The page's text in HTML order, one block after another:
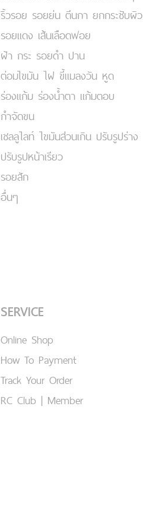
ริ้วรอย รอยย่น ตีนกา ยกกระชับผิว
รอยแดง เส้นเลือดฟอย
ฝ้า กระ รอยดำ ปาน
ต่อมไขมัน ไฝ ขี้แมลงวัน หูด
ร่องแก้ม ร่องน้ำตา แก้มตอบ
กำจัดขน
เชลลูไลท์ ไขมันส่วนเกิน ปรับรูปร่าง
ปรับรูปหน้าเรียว
รอยสัก
อื่นๆ
SERVICE
Online Shop
How To Payment
Track Your Order
RC Club | Member